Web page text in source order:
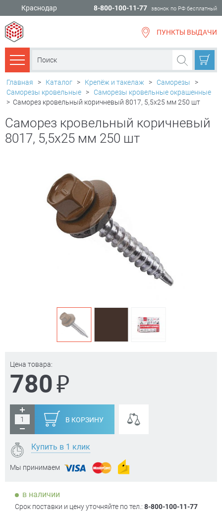
Краснодар 8-800-100-11-77 звонок по РФ бесплатный
ПУНКТЫ ВЫДАЧИ
Каталог товаров
Главная > Каталог > Крепёж и такелаж > Саморезы
>
Саморезы кровельные >
Саморезы кровельные окрашенные
> Саморез кровельный коричневый 8017, 5,5х25 мм 250 шт
Саморез кровельный коричневый
8017, 5,5х25 мм 250 шт
Цена товара:
780₽
В КОРЗИНУ
Купить в 1 клик
Мы принимаем
в наличии
Срок поставки и цену уточняйте по тел.: 8-800-100-11-77